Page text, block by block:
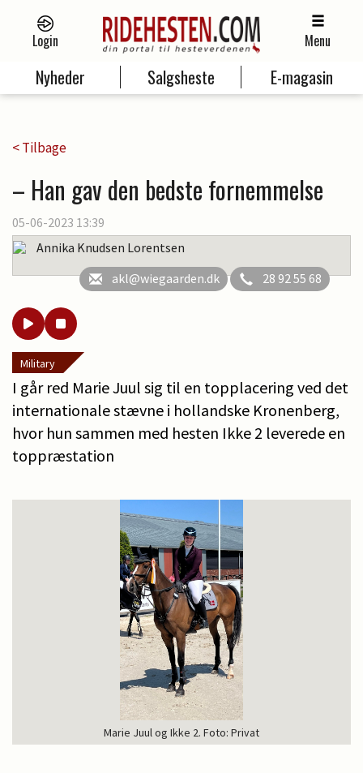
Login Menu
Nyheder Salgsheste E-magasin
< Tilbage
– Han gav den bedste fornemmelse
05-06-2023 13:39
Annika Knudsen Lorentsen
akl@wiegaarden.dk
28 92 55 68
Military
I går red Marie Juul sig til en topplacering ved det
internationale stævne i hollandske Kronenberg,
hvor hun sammen med hesten Ikke 2 leverede en
toppræstation
Marie Juul og Ikke 2. Foto: Privat